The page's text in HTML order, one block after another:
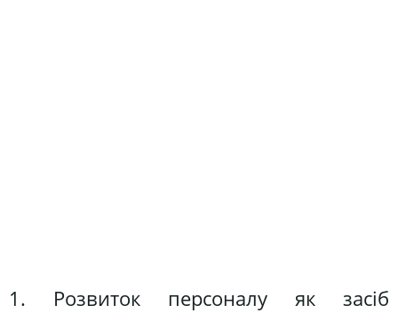
1. Розвиток персоналу як засіб